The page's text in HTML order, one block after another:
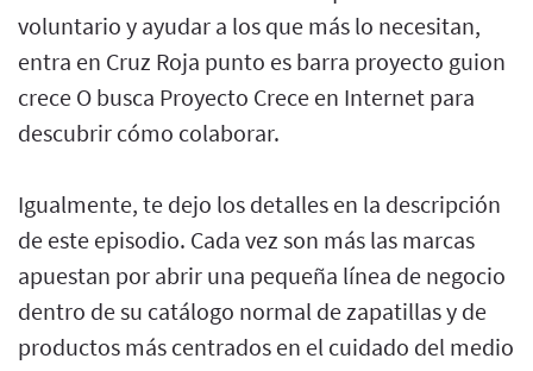
voluntario y ayudar a los que más lo necesitan,
entra en Cruz Roja punto es barra proyecto guion
crece O busca Proyecto Crece en Internet para
descubrir cómo colaborar.
Igualmente, te dejo los detalles en la descripción
de este episodio. Cada vez son más las marcas
apuestan por abrir una pequeña línea de negocio
dentro de su catálogo normal de zapatillas y de
productos más centrados en el cuidado del medio